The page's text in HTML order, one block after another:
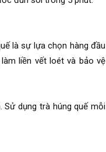
là sự lựa chọn hàng đầu
liền vết loét và bảo vệ
dụng trà húng quế mỗi